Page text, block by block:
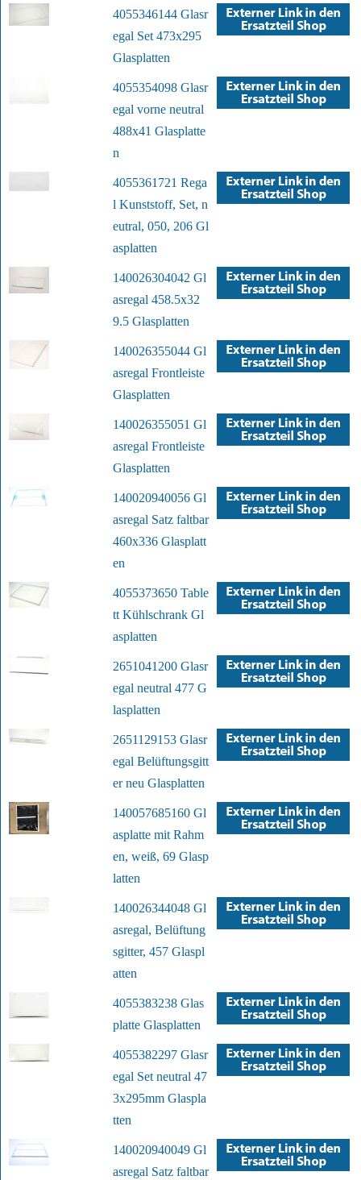
4055346144 Glasr
egal Set 473x295
Glasplatten
4055354098 Glasr
egal vorne neutral
488x41 Glasplatte
n
4055361721 Rega
l Kunststoff, Set, n
eutral, 050, 206 Gl
asplatten
140026304042 Gl
asregal 458.5x32
9.5 Glasplatten
140026355044 Gl
asregal Frontleiste
Glasplatten
140026355051 Gl
asregal Frontleiste
Glasplatten
140020940056 Gl
asregal Satz faltbar
460x336 Glasplatt
en
4055373650 Table
tt Kühlschrank Gl
asplatten
2651041200 Glasr
egal neutral 477 G
lasplatten
2651129153 Glasr
egal Belüftungsgitt
er neu Glasplatten
140057685160 Gl
asplatte mit Rahm
en, weiß, 69 Glasp
latten
140026344048 Gl
asregal, Belüftung
sgitter, 457 Glaspl
atten
4055383238 Glas
platte Glasplatten
4055382297 Glasr
egal Set neutral 47
3x295mm Glaspla
tten
140020940049 Gl
asregal Satz faltbar